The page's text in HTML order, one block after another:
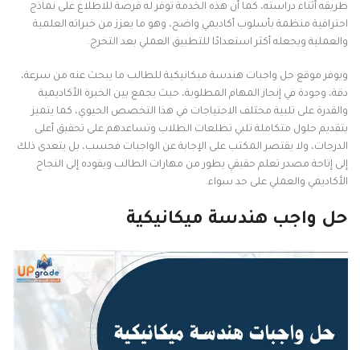
طريقه أثناء دراسته، كما أن هذه الخدمة توفر له فرصة للاطلاع على نماذج
احترافية منظمة بأسلوب أكاديمي واضح، وهو ما يعزز من خبراته العلمية
والعملية ويجعله أكثر استعدادًا للتطبيق العملي بعد التخرج.
ويوفر موقع حل واجبات هندسة ميكانيكية للطالب ما يبحث عنه من سرعة،
دقة، وجودة في إنجاز المهام المطلوبة، حيث يجمع بين الخبرة الأكاديمية
والقدرة على تلبية مختلف الاحتياجات في هذا التخصص الحيوي، كما يتميز
بتقديم حلول متكاملة تلبي تطلعات الطلاب وتساعدهم على تحقيق أعلى
الدرجات، ولا يقتصر المكتب على الإجابة عن الواجبات فحسب، بل يتعدى ذلك
إلى إتاحة مصدر تعلم حقيقي يطور من مهارات الطالب ويقوده إلى النجاح
الأكاديمي والعملي على حد سواء.
حل واجب هندسة ميكانيكية